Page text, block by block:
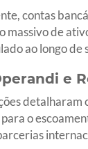
contas
massivo de
ao longo de
e
detalharam
o